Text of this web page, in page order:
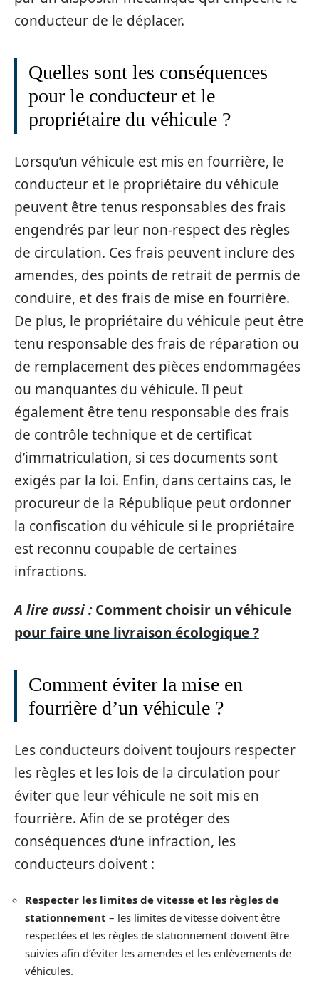
conducteur de le déplacer.
Quelles sont les conséquences
pour le conducteur et le
propriétaire du véhicule ?
Lorsqu’un véhicule est mis en fourrière, le
conducteur et le propriétaire du véhicule
peuvent être tenus responsables des frais
engendrés par leur non-respect des règles
de circulation. Ces frais peuvent inclure des
amendes, des points de retrait de permis de
conduire, et des frais de mise en fourrière.
De plus, le propriétaire du véhicule peut être
tenu responsable des frais de réparation ou
de remplacement des pièces endommagées
ou manquantes du véhicule. Il peut
également être tenu responsable des frais
de contrôle technique et de certificat
d’immatriculation, si ces documents sont
exigés par la loi. Enfin, dans certains cas, le
procureur de la République peut ordonner
la confiscation du véhicule si le propriétaire
est reconnu coupable de certaines
infractions.
A lire aussi : Comment choisir un véhicule
pour faire une livraison écologique ?
Comment éviter la mise en
fourrière d’un véhicule ?
Les conducteurs doivent toujours respecter
les règles et les lois de la circulation pour
éviter que leur véhicule ne soit mis en
fourrière. Afin de se protéger des
conséquences d’une infraction, les
conducteurs doivent :
Respecter les limites de vitesse et les règles de
stationnement – les limites de vitesse doivent être
respectées et les règles de stationnement doivent être
suivies afin d’éviter les amendes et les enlèvements de
véhicules.